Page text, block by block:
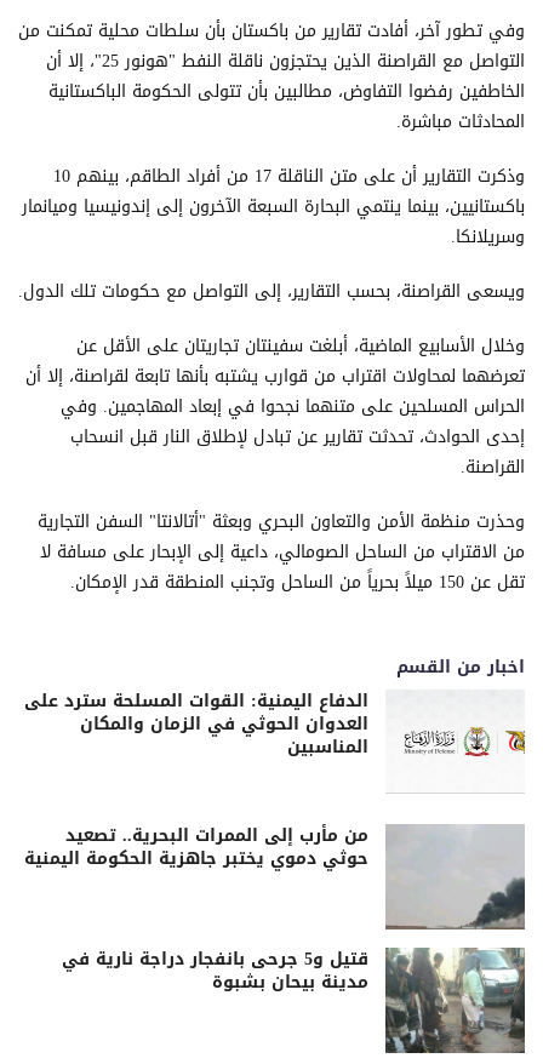
وفي تطور آخر، أفادت تقارير من باكستان بأن سلطات محلية تمكنت من
التواصل مع القراصنة الذين يحتجزون ناقلة النفط "هونور 25"، إلا أن
الخاطفين رفضوا التفاوض، مطالبين بأن تتولى الحكومة الباكستانية
المحادثات مباشرة.
وذكرت التقارير أن على متن الناقلة 17 من أفراد الطاقم، بينهم 10
باكستانيين، بينما ينتمي البحارة السبعة الآخرون إلى إندونيسيا وميانمار
وسريلانكا.
ويسعى القراصنة، بحسب التقارير، إلى التواصل مع حكومات تلك الدول.
وخلال الأسابيع الماضية، أبلغت سفينتان تجاريتان على الأقل عن
تعرضهما لمحاولات اقتراب من قوارب يشتبه بأنها تابعة لقراصنة، إلا أن
الحراس المسلحين على متنهما نجحوا في إبعاد المهاجمين. وفي
إحدى الحوادث، تحدثت تقارير عن تبادل لإطلاق النار قبل انسحاب
القراصنة.
وحذرت منظمة الأمن والتعاون البحري وبعثة "أتالانتا" السفن التجارية
من الاقتراب من الساحل الصومالي، داعية إلى الإبحار على مسافة لا
تقل عن 150 ميلاً بحرياً من الساحل وتجنب المنطقة قدر الإمكان.
اخبار من القسم
الدفاع اليمنية: القوات المسلحة سترد على
العدوان الحوثي في الزمان والمكان
المناسبين
من مأرب إلى الممرات البحرية.. تصعيد
حوثي دموي يختبر جاهزية الحكومة اليمنية
قتيل و5 جرحى بانفجار دراجة نارية في
مدينة بيحان بشبوة